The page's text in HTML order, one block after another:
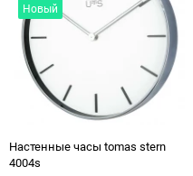
Новый
Настенные часы tomas stern
4004s